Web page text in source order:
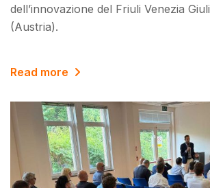
dell’innovazione del Friuli Venezia
(Austria).
Read more